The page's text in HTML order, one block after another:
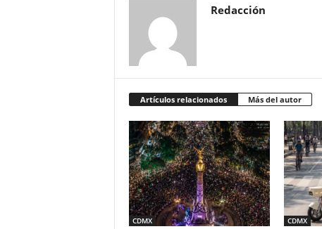
Redacción
Artículos relacionados Más del autor
CDMX CDMX